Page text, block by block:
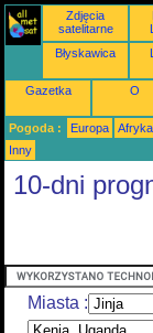
Zdjęcia
satelitarne
Błyskawica
Gazetka O
Pogoda : Europa Afryka
Inny
10-dni
Miasta :